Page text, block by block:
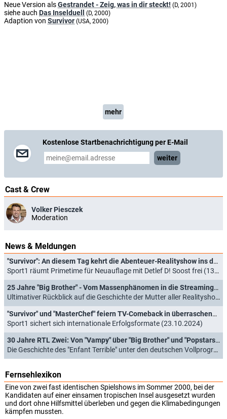
Neue Version alsGestrandet - Zeig, was in dir steckt! (D, 2001)
siehe auch Das Inselduell (D, 2000)
Adaption von Survivor (USA, 2000)
mehr
Kostenlose Startbenachrichtigung per E-Mail
weiter
Cast & Crew
Volker Piesczek
Moderation
News & Meldungen
"Survivor": An diesem Tag kehrt die Abenteuer-Realityshow ins deutsche Fernsehen zurück
Sport1 räumt Primetime für Neuauflage mit Detlef D! Soost frei (13.02.2026)
25 Jahre "Big Brother" - Vom Massenphänomen in die Streamingnische
Ultimativer Rückblick auf die Geschichte der Mutter aller Realityshows (21.02.2025)
"Survivor" und "MasterChef" feiern TV-Comeback in überraschender Heimat
Sport1 sichert sich internationale Erfolgsformate (23.10.2024)
30 Jahre RTL Zwei: Von "Vampy" über "Big Brother" und "Popstars" bis "Kampf der Realitystars"
Die Geschichte des "Enfant Terrible" unter den deutschen Vollprogrammen im Rückblick (04.03.2023)
Fernsehlexikon
Eine von zwei fast identischen Spielshows im Sommer 2000, bei der
Kandidaten auf einer einsamen tropischen Insel ausgesetzt wurden
und dort ohne Hilfsmittel überleben und gegen die Klimabedingungen
kämpfen mussten.